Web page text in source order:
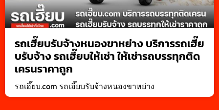
รถเฮี๊ยบรับจ้างหนองขาหย่าง บริการรถเฮี๊ย
บรับจ้าง รถเฮี๊ยบให้เช่า ให้เช่ารถบรรทุกติด
เครนราคาถูก
รถเฮี๊ยบ.com รถเฮี๊ยบรับจ้างหนองขาหย่าง